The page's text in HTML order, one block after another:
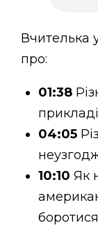
Вчителька
про:
01:38
04:05
10:10 Як